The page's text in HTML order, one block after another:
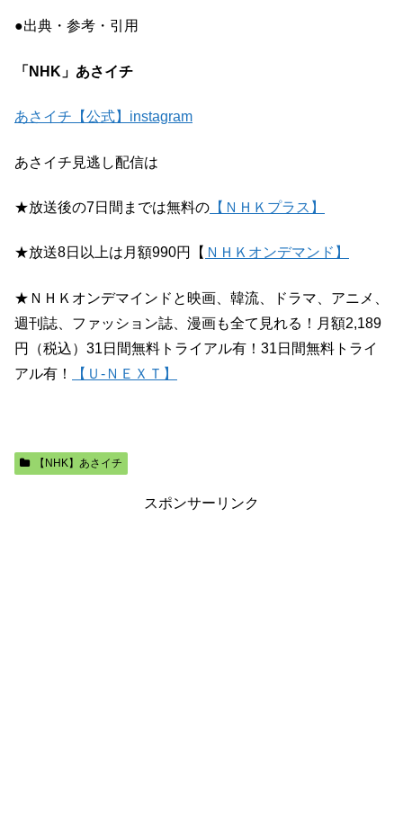
●出典・参考・引用
「NHK」あさイチ
あさイチ【公式】instagram
あさイチ見逃し配信は
★放送後の7日間までは無料の 【ＮＨＫプラス】
★放送8日以上は月額990円【 ＮＨＫオンデマンド】
★ＮＨＫオンデマインドと映画、韓流、ドラマ、アニメ、
週刊誌、ファッション誌、漫画も全て見れる！月額2,189
円（税込）31日間無料トライアル有！31日間無料トライ
アル有！
【Ｕ-ＮＥＸＴ】
【NHK】あさイチ
スポンサーリンク